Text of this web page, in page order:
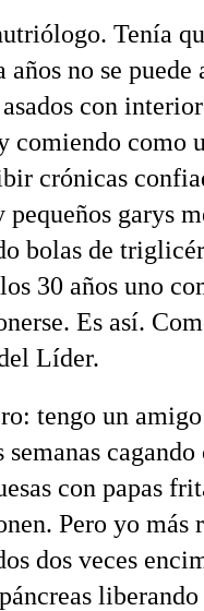
Tenía
años no se puede
con
comiendo como
crónicas
pequeños garys
bolas de
30 años uno
Es así.
Líder.
tengo un
con papas
Pero yo
dos veces